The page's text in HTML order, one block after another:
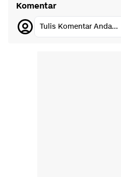
Komentar
Tulis Komentar Anda...